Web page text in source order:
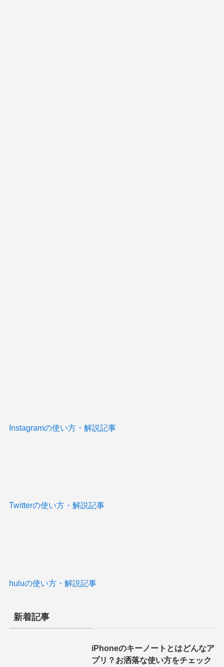
Instagramの使い方・解説記事
Twitterの使い方・解説記事
huluの使い方・解説記事
新着記事
iPhoneのキーノートとはどんなア
プリ？お洒落な使い方をチェック